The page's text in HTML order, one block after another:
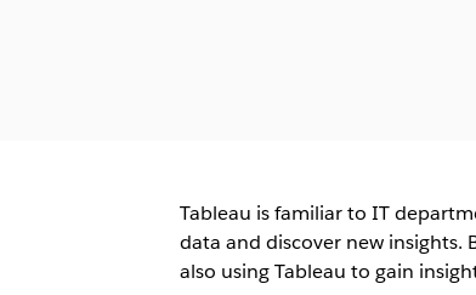
Tableau is familiar to IT
data and discover new
also using Tableau to gain